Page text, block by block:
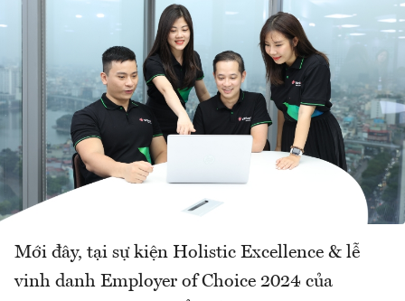
Mới đây, tại sự kiện Holistic Excellence & lễ
vinh danh Employer of Choice 2024 của